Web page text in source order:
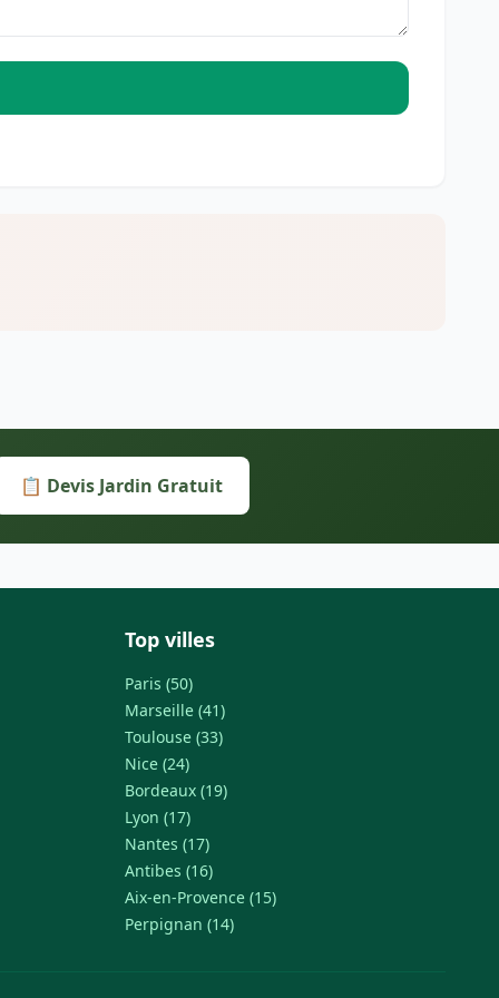
📋 Devis Jardin Gratuit
Top villes
Paris (50)
Marseille (41)
Toulouse (33)
Nice (24)
Bordeaux (19)
Lyon (17)
Nantes (17)
Antibes (16)
Aix-en-Provence (15)
Perpignan (14)